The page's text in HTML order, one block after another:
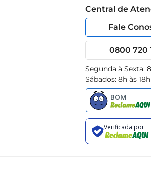
Central de
Fale
0800 720
Segunda à Sexta:
Sábados: 8h às 18h